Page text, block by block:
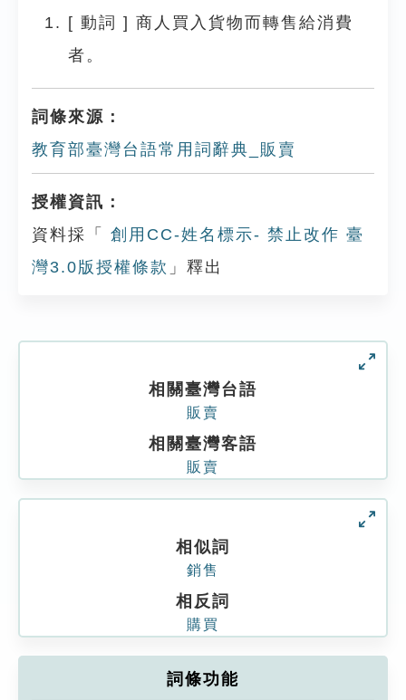
[ 動詞 ] 商人買入貨物而轉售給消費
者。
詞條來源：
教育部臺灣台語常用詞辭典_販賣
授權資訊：
資料採「
創用CC-姓名標示- 禁止改作 臺
灣3.0版授權條款 」釋出
相關臺灣台語
販賣
相關臺灣客語
販賣
相似詞
銷售
相反詞
購買
詞條功能